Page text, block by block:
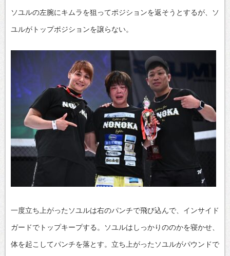
ソユルの左腕にキムラを狙ってポジションを返そうとするが、ソ
ユルがトップポジションを譲らない。
一度立ち上がったソユルは右のパンチで飛び込んで、インサイド
ガードでトップキープする。ソユルはしっかりののかを寝かせ、
体を起こしてパンチを落とす。立ち上がったソユルがパウンドで